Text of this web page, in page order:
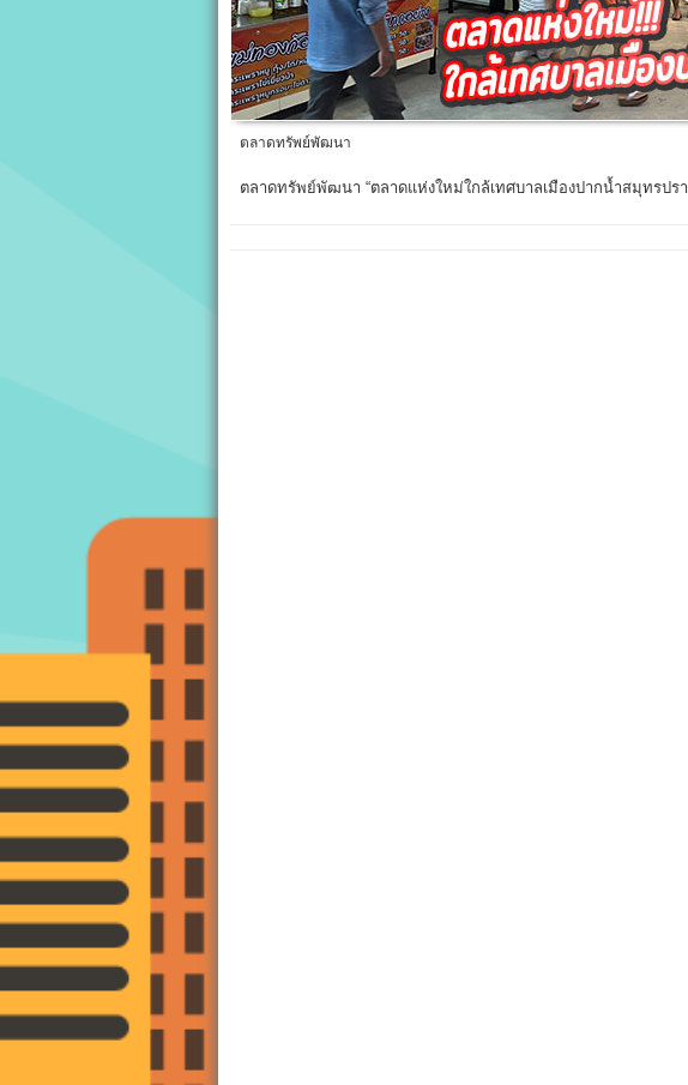
ตลาดทรัพย์พัฒนา
ตลาดทรัพย์พัฒนา “ตลาดแห่งใหม่ใกล้เทศบาลเมืองปากน้ำสมุทรปรา